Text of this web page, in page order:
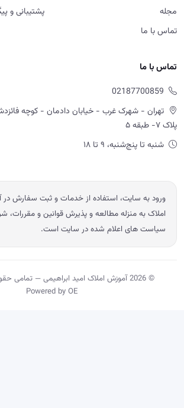
مجله
تماس با ما
پشتیبانی و
تماس با ما
02187700859
تهران - شهرک غرب - خیابان دادمان - کوچه
پلاک ۷- طبقه ۵
شنبه تا پنج‌شنبه، ۹ تا ۱۸
ورود به سایت، استفاده از خدمات و ثبت سفارش در
املاک به منزله مطالعه و پذیرش قوانین و مقررات،
سیاست های اعلام شده در سایت است.
© 2026 آموزش املاک امید ابراهیمی — تمامی حقوق محفوظ است.
Powered by OE